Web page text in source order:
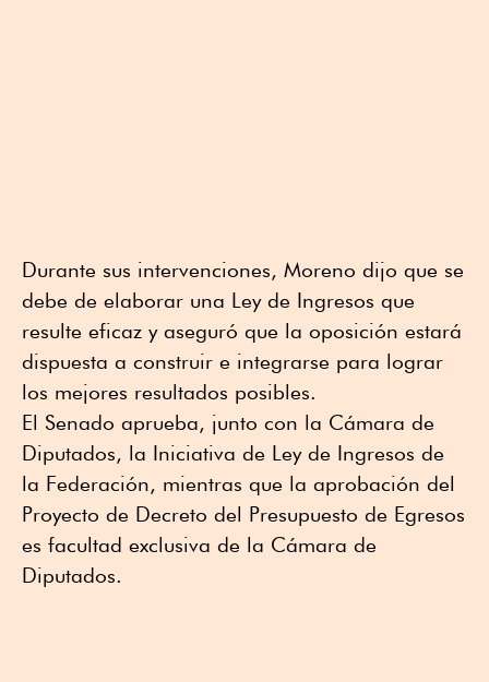
Durante sus intervenciones, Moreno dijo que se
debe de elaborar una Ley de Ingresos que
resulte eficaz y aseguró que la oposición estará
dispuesta a construir e integrarse para lograr
los mejores resultados posibles.
El Senado aprueba, junto con la Cámara de
Diputados, la Iniciativa de Ley de Ingresos de
la Federación, mientras que la aprobación del
Proyecto de Decreto del Presupuesto de Egresos
es facultad exclusiva de la Cámara de
Diputados.